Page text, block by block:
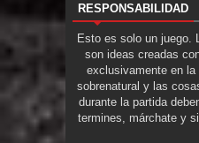
RESPONSABILIDAD
Esto es solo un juego.
son ideas creadas
exclusivamente en
sobrenatural y las
durante la partida
termines, márchate y